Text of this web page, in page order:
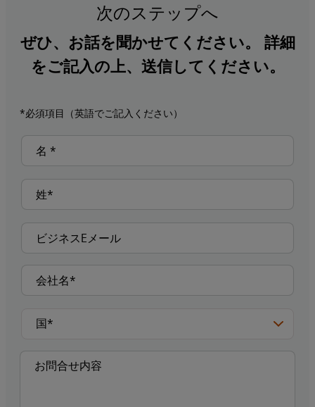
次のステップへ
ぜひ、お話を聞かせてください。 詳細
をご記入の上、送信してください。
*必須項目（英語でご記入ください）